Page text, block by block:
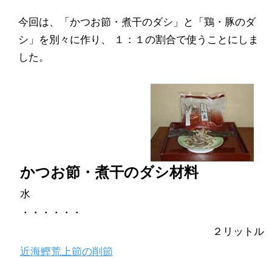
今回は、「かつお節・煮干のダシ」と「鶏・豚のダ
シ」を別々に作り、 １：１の割合で使うことにしま
した。
かつお節・煮干のダシ材料
水
・・・・・・
２リットル
近海鰹荒上節の削節